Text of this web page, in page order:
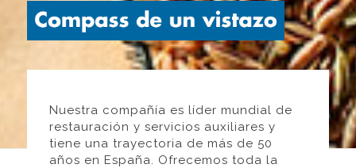
Nuestra compañía es líder mundial de
restauración y servicios auxiliares y
tiene una trayectoria de más de 50
años en España. Ofrecemos toda la